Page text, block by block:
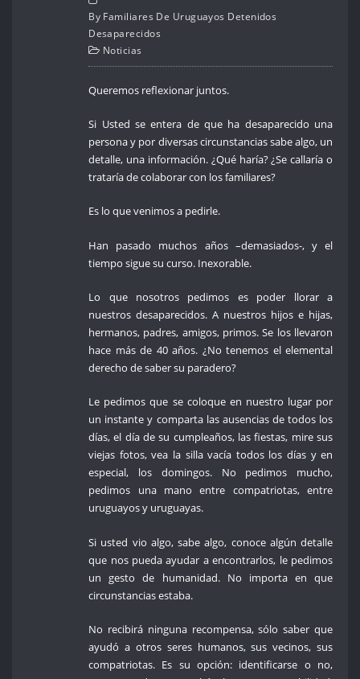
By Familiares De Uruguayos Detenidos
Desaparecidos
Noticias
Queremos reflexionar juntos.
Si Usted se entera de que ha desaparecido una
persona y por diversas circunstancias sabe algo, un
detalle, una información. ¿Qué haría? ¿Se callaría o
trataría de colaborar con los familiares?
Es lo que venimos a pedirle.
Han pasado muchos años –demasiados-, y el
tiempo sigue su curso. Inexorable.
Lo que nosotros pedimos es poder llorar a
nuestros desaparecidos. A nuestros hijos e hijas,
hermanos, padres, amigos, primos. Se los llevaron
hace más de 40 años. ¿No tenemos el elemental
derecho de saber su paradero?
Le pedimos que se coloque en nuestro lugar por
un instante y comparta las ausencias de todos los
días, el día de su cumpleaños, las fiestas, mire sus
viejas fotos, vea la silla vacía todos los días y en
especial, los domingos. No pedimos mucho,
pedimos una mano entre compatriotas, entre
uruguayos y uruguayas.
Si usted vio algo, sabe algo, conoce algún detalle
que nos pueda ayudar a encontrarlos, le pedimos
un gesto de humanidad. No importa en que
circunstancias estaba.
No recibirá ninguna recompensa, sólo saber que
ayudó a otros seres humanos, sus vecinos, sus
compatriotas. Es su opción: identificarse o no,